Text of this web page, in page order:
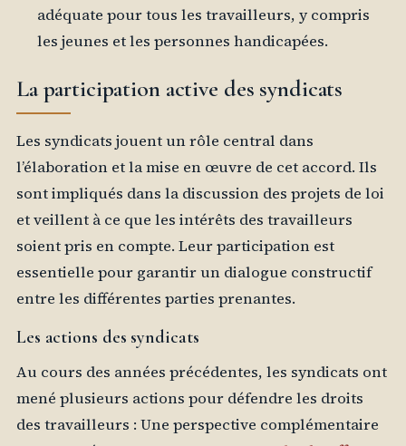
adéquate pour tous les travailleurs, y compris
les jeunes et les personnes handicapées.
La participation active des syndicats
Les syndicats jouent un rôle central dans
l’élaboration et la mise en œuvre de cet accord. Ils
sont impliqués dans la discussion des projets de loi
et veillent à ce que les intérêts des travailleurs
soient pris en compte. Leur participation est
essentielle pour garantir un dialogue constructif
entre les différentes parties prenantes.
Les actions des syndicats
Au cours des années précédentes, les syndicats ont
mené plusieurs actions pour défendre les droits
des travailleurs : Une perspective complémentaire